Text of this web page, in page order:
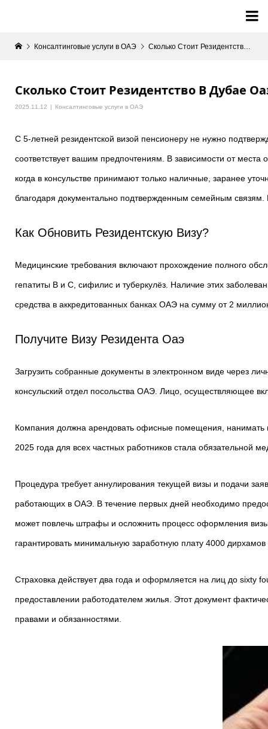

Консалтинговые услуги в ОАЭ Сколько Стоит Резидентство В Дубае Оаэ В 2026 Году: Как Получить Визу Резидента И Emirates Id? Миграция На Vc Ru
Сколько Стоит Резидентство В Дубае
2025.11.12 Консалтинговые услуги в ОАЭ
С 5-летней резидентской визой пенсионеру не нужно
соответствует вашим предпочтениям. В зависимости от
когда в консульстве принимают только наличные, заранее
благодаря документально подтвержденным семейным
Как Обновить Резидентскую Визу?
Медицинские требования включают прохождение полного
гепатиты B и C, сифилис и туберкулёз. Наличие этих
средства в аккредитованных банках ОАЭ на сумму от 2
Получите Визу Резидента Оаэ
Загрузить собранные документы в электронном виде через
консульский отдел посольства ОАЭ. Лицо, осуществляющее
Компания должна арендовать офисные помещения, нанимать
2025 года для всех частных работников стала обязательной
Процедура требует аннулирования текущей визы и подачи
работающих в ОАЭ. В течение первых дней необходимо
может повлечь штрафы и осложнить процесс оформления
гарантировать минимальную заработную плату 4000
Страховка действует два года и оформляется на лиц до sixty
предоставлении работодателем жилья. Этот документ
правами и обязанностями.